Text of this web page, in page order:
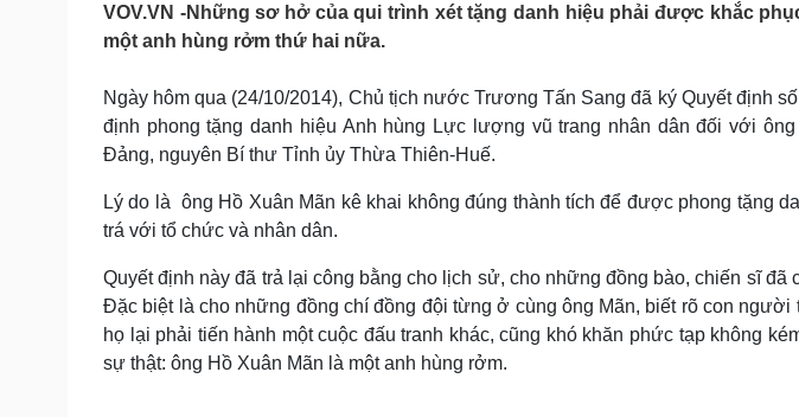
Pháp luật
Vụ án
Tư vấn luật
Quân sự - Quốc phòng
Vũ khí
Phân tích
Thể thao
Thế giới thể thao
eSports
Hậu trường
Dinh dưỡng - món ngon
Cây thuốc
Nhi khoa
Nam khoa
Làm đẹp - giảm cân
Phòng mạch online
Nhà đẹp
Sân khấu - Điện ảnh
Di sản
VOV.VN -Những sơ hở của qui trình xét tặng danh hiệu phải được khắc
một anh hùng rởm thứ hai nữa.
Ngày hôm qua (24/10/2014), Chủ tịch nước Trương Tấn Sang đã ký Quyết định
định phong tặng danh hiệu Anh hùng Lực lượng vũ trang nhân dân đối với
Đảng, nguyên Bí thư Tỉnh ủy Thừa Thiên-Huế.
Lý do là ông Hồ Xuân Mãn kê khai không đúng thành tích để được phong tặng
trá với tổ chức và nhân dân.
Quyết định này đã trả lại công bằng cho lịch sử, cho những đồng bào, chiến sĩ đã
Đặc biệt là cho những đồng chí đồng đội từng ở cùng ông Mãn, biết rõ con người
họ lại phải tiến hành một cuộc đấu tranh khác, cũng khó khăn phức tạp không
sự thật: ông Hồ Xuân Mãn là một anh hùng rởm.